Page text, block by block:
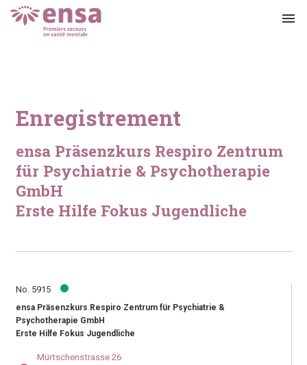
menu
Enregistrement
ensa Präsenzkurs Respiro Zentrum
für Psychiatrie & Psychotherapie
GmbH
Erste Hilfe Fokus Jugendliche
No. 5915
ensa Präsenzkurs Respiro Zentrum für Psychiatrie &
Psychotherapie GmbH
Erste Hilfe Fokus Jugendliche
Mürtschenstrasse 26